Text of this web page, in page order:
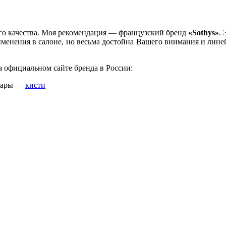
качества. Моя рекомендация — французский бренд «Sothys».
в салоне, но весьма достойна Вашего внимания и
сайте бренда в России:
— кисти